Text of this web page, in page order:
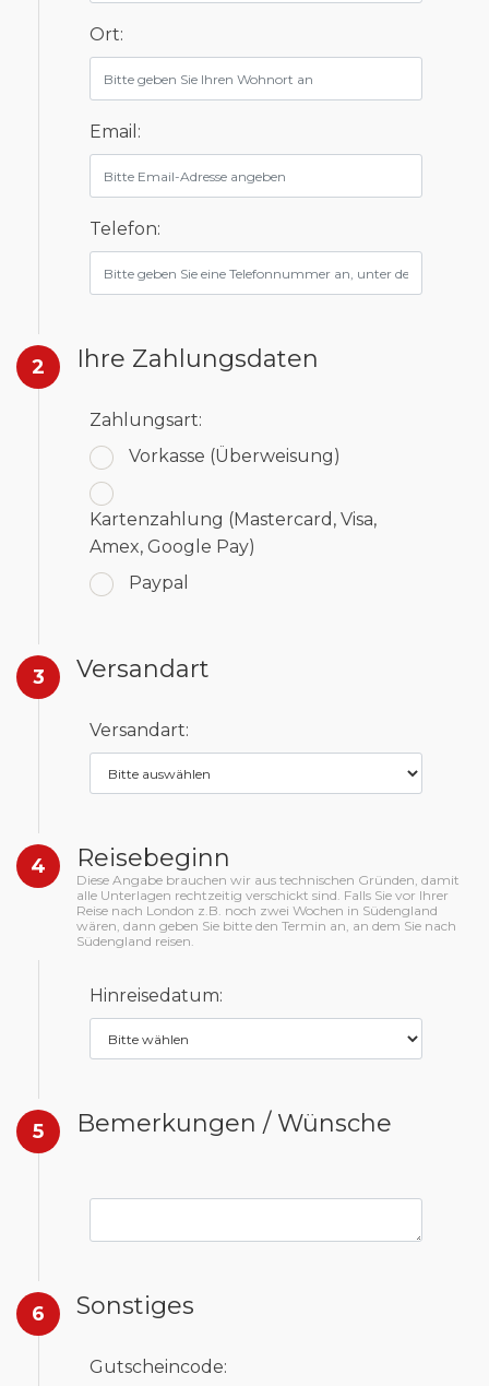
Ort:
Email:
Telefon:
2 Ihre Zahlungsdaten
Zahlungsart:
Vorkasse (Überweisung)
Kartenzahlung (Mastercard, Visa,
Amex, Google Pay)
Paypal
3 Versandart
Versandart:
4 Reisebeginn
Diese Angabe brauchen wir aus technischen Gründen, damit
alle Unterlagen rechtzeitig verschickt sind. Falls Sie vor Ihrer
Reise nach London z.B. noch zwei Wochen in Südengland
wären, dann geben Sie bitte den Termin an, an dem Sie nach
Südengland reisen.
Hinreisedatum:
5 Bemerkungen / Wünsche
6 Sonstiges
Gutscheincode: